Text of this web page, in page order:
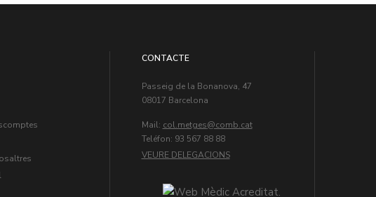
CONTACTE
Passeig de la Bonanova, 47
08017 Barcelona
Mail: col.metges
Teléfon: 93 567 88 88
VEURE DELEGACIONS